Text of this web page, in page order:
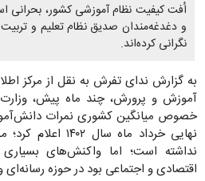
اُفت کیفیت نظام آموزشی کشور، بحرانی
و دغدغه‌مندان صدیق نظام تعلیم و
نگرانی کرده‌اند.
به گزارش ندای تفرش به نقل از مرکز
آموزش و پرورش، چند ماه پیش،
خصوص میانگین کشوری نمرات
نهایی خرداد ماه
نداشته است؛ اما واکنش‌های
اقتصادی و اجتماعی بود در حوزه رسانه‌ای